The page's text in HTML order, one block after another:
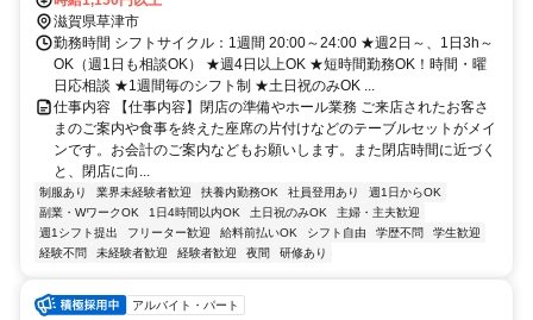
滋賀県草津市
勤務時間 シフトサイクル：1週間 20:00～24:00 ★週2日～、1日3h～
OK（週1日も相談OK） ★週4日以上OK ★短時間勤務OK！時間・曜
日応相談 ★1週間毎のシフト制 ★土日祝のみOK ...
仕事内容 【仕事内容】閉店の準備やホール業務 ご来店されたお客さ
まのご案内や食事を終えた座席の片付けなどのテーブルセットがメイ
ンです。お会計のご案内などもお願いします。また閉店時間に近づく
と、閉店に向...
制服あり 業界未経験者歓迎 扶養内勤務OK 社員登用あり
週1日からOK
副業・WワークOK
1日4時間以内OK 土日祝のみOK
主婦・主夫歓迎
週1シフト提出
フリーター歓迎 給料前払いOK シフト自由 学歴不問
学生歓迎
経験不問
未経験者歓迎 経験者歓迎 夜間 研修あり
アルバイト・パート